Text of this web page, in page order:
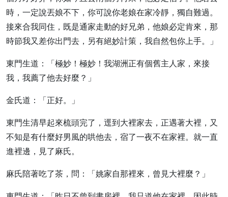
時，一定說丟娘不下，你可說你老娘在家冷靜，獨自難過。
接來合我同住，既是通家走動的好兄弟，他娘必定肯來，那
時節我又差你出門去，另有絕妙計策，我自然包你上手。」
東門生道：「極妙！極妙！我湖洲正有個舊主人家，來接
我，我薦了他去好麼？」
金氏道：「正好。」
東門生清早起來梳頭完了，逕到大裡家去，正遇著大裡，又
不知是有什麼好男風的哄他去，宿了一夜不在家裡。就一直
進裡邊，見了麻氏。
麻氏陪著吃了茶，問：「姚家自那裡來，曾見大裡麼？」